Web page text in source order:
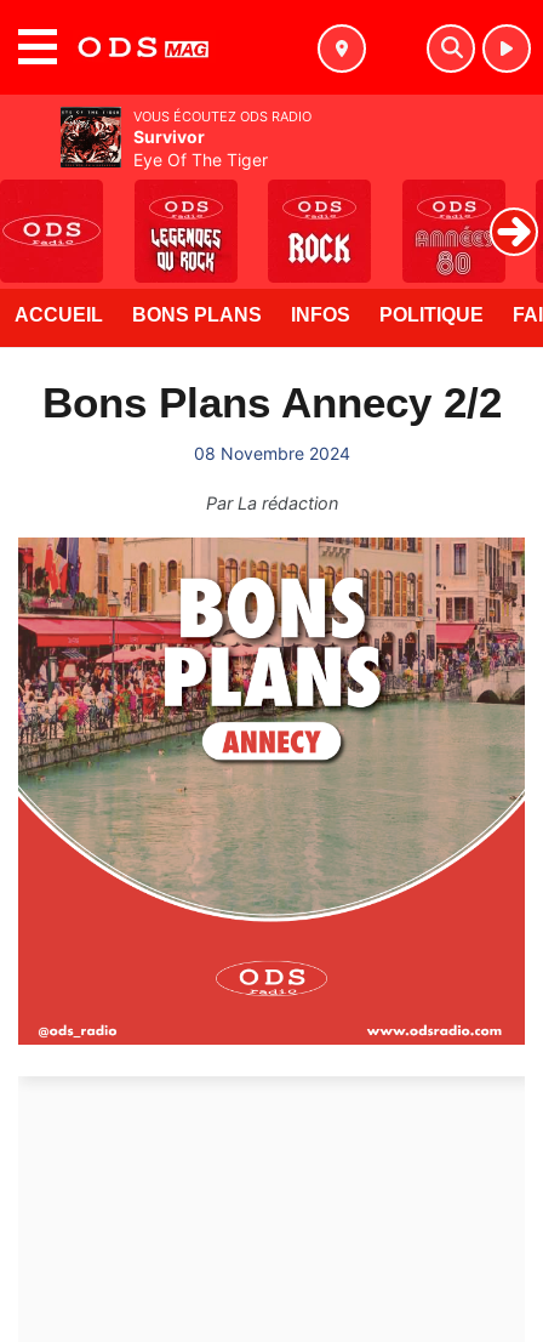
ACCUEIL BONS PLANS INFOS POLITIQUE
Bons Plans Annecy 2/2
08 Novembre 2024
ParLa rédaction
VOUS ÉCOUTEZ ODS RADIO
Survivor
Eye Of The Tiger